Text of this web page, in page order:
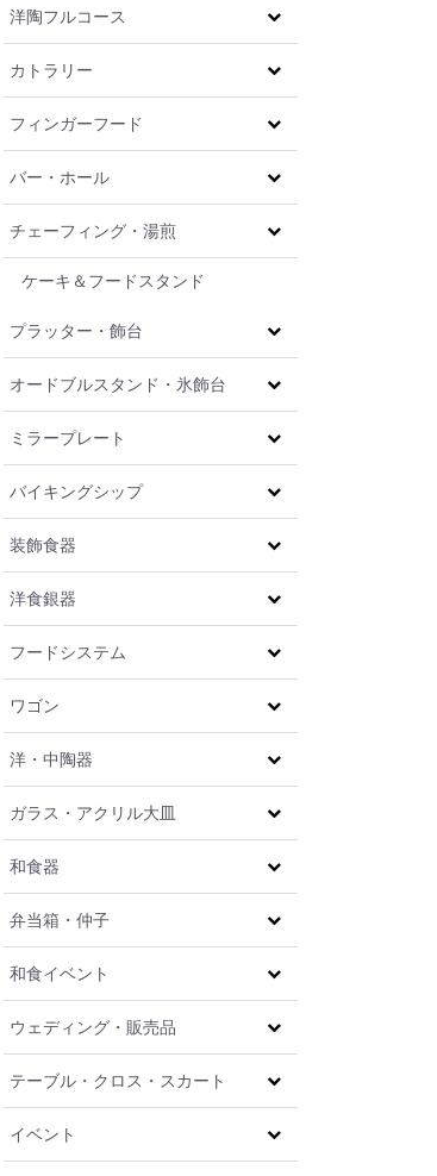
洋陶フルコース
カトラリー
フィンガーフード
バー・ホール
チェーフィング・湯煎
ケーキ＆フードスタンド
プラッター・飾台
オードブルスタンド・氷飾台
ミラープレート
バイキングシップ
装飾食器
洋食銀器
フードシステム
ワゴン
洋・中陶器
ガラス・アクリル大皿
和食器
弁当箱・仲子
和食イベント
ウェディング・販売品
テーブル・クロス・スカート
イベント